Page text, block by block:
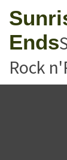
Ends
Rock